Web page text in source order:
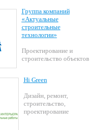
Группа компаний
«Актуальные
строительные
технологии»
Проектирование и
строительство объектов
Hi Green
Дизайн, ремонт,
строительство,
проектирование